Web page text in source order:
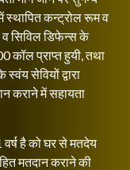
स्थापित कन्ट्रोल रूम व
व सिविल डिफेन्स के
कॉल प्राप्त हुयी, तथा
सेवियों द्वारा
कराने में सहायता
है को घर से मतदेय
मतदान कराने की